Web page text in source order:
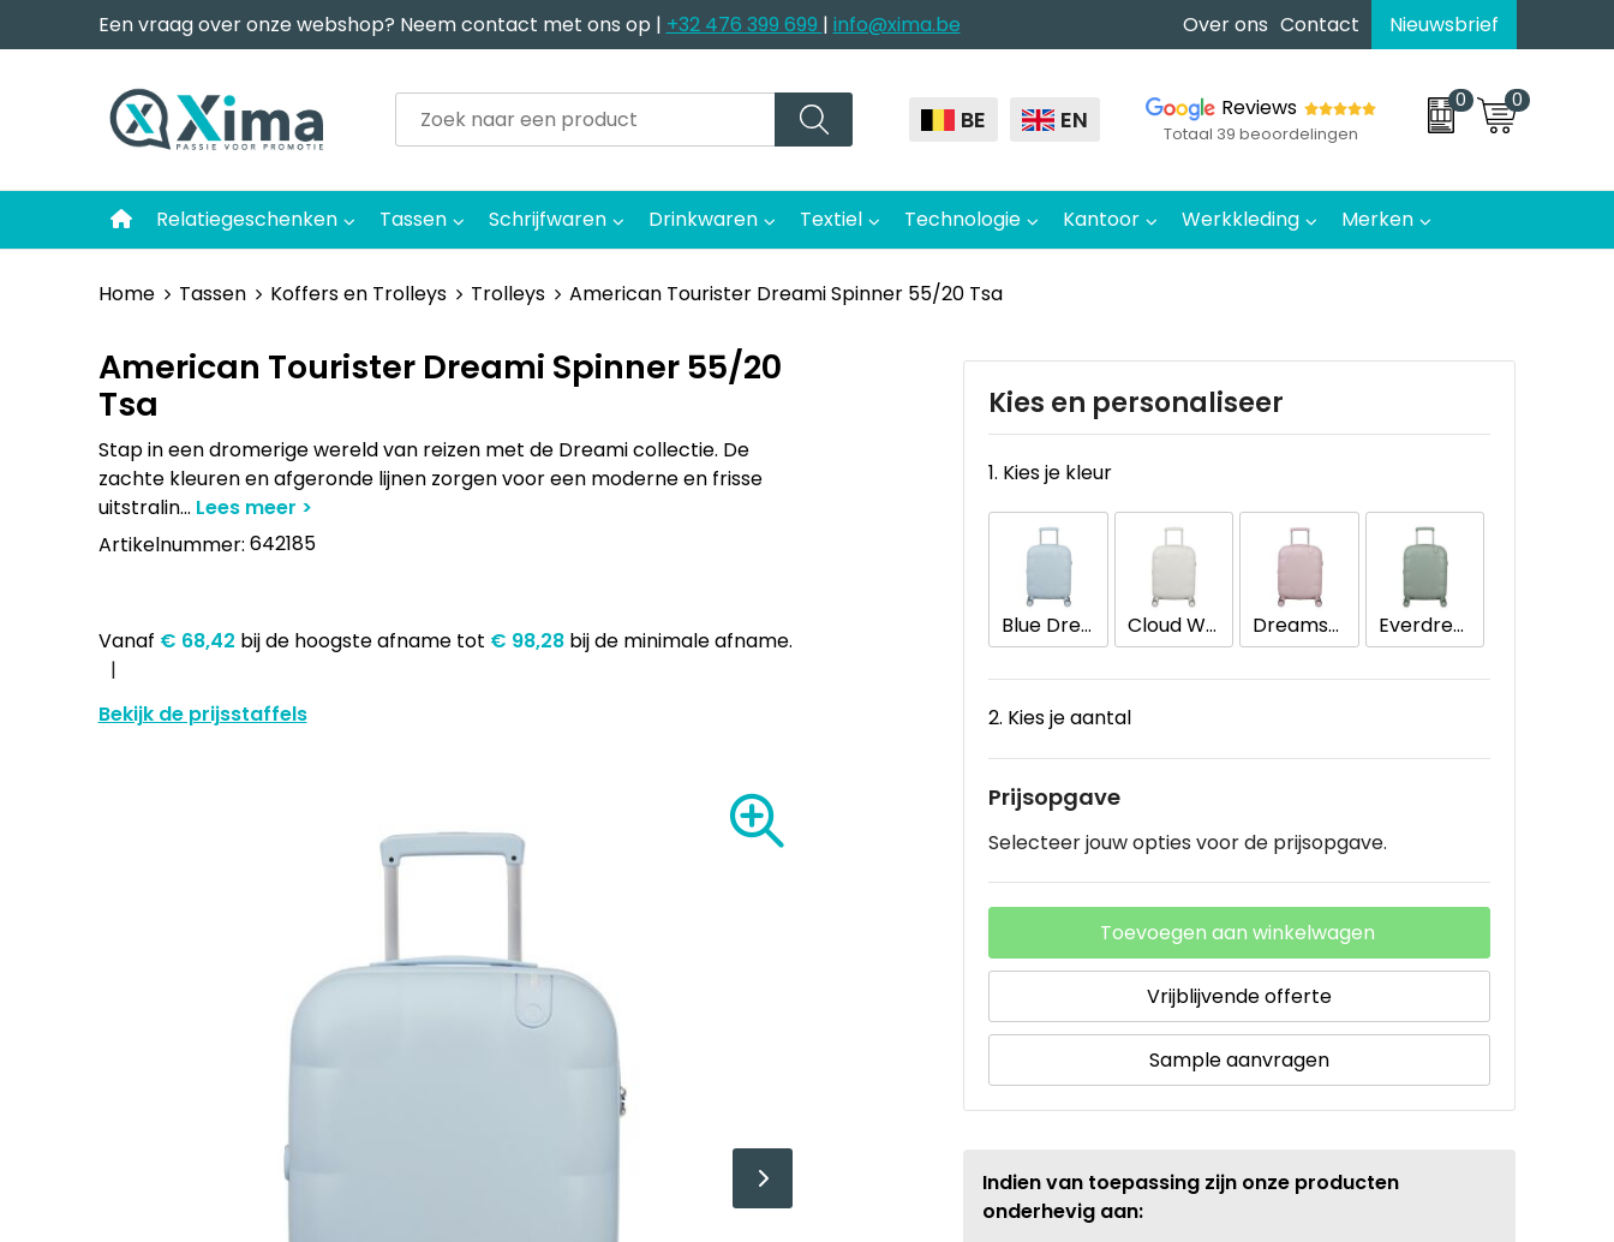
Een vraag over onze webshop? Neem contact met ons op | +32 476 399 699 | info@xima.be Over ons Contact Nieuwsbrief
BE EN Reviews
Totaal 39 beoordelingen
0 0
Relatiegeschenken Tassen Schrijfwaren Drinkwaren Textiel Technologie Kantoor Werkkleding Merken
Home Tassen Koffers en Trolleys Trolleys American Tourister Dreami Spinner 55/20 Tsa
American Tourister Dreami Spinner 55/20
Tsa
Stap in een dromerige wereld van reizen met de Dreami collectie. De
zachte kleuren en afgeronde lijnen zorgen voor een moderne en frisse
uitstralin...
Artikelnummer: 642185
Vanaf € 68,42 bij de hoogste afnametot € 98,28 bij de minimale afname.
Bekijk de prijsstaffels
Kies en personaliseer
1. Kies je kleur
Blue Dream Cloud White Dreamsky Pink Everdream Sage
2. Kies je aantal
Prijsopgave
Selecteer jouw opties voor de prijsopgave.
Toevoegen aan winkelwagen
Vrijblijvende offerte
Sample aanvragen
Indien van toepassing zijn onze producten
onderhevig aan: